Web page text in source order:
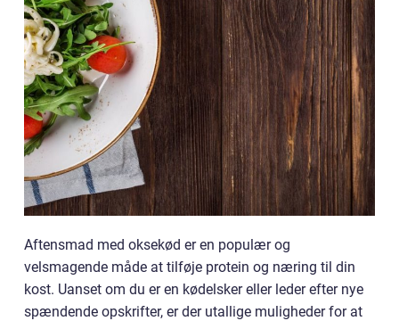
Aftensmad med oksekød er en populær og
velsmagende måde at tilføje protein og næring til din
kost. Uanset om du er en kødelsker eller leder efter nye
spændende opskrifter, er der utallige muligheder for at